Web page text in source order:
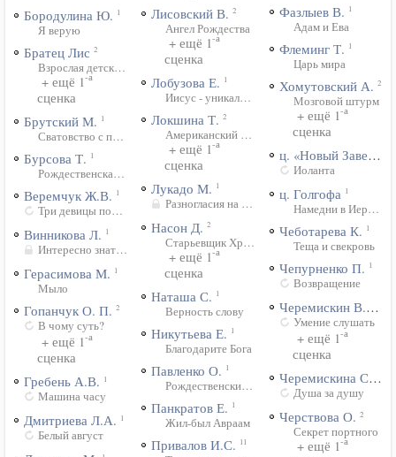
Бородулина Ю. 1
Я верую
Братец Лис 2
Взрослая детская любовь
+ ещё 1-а
сценка
Брутский М. 1
Сватовство с пирожками
Бурсова Т. 1
Рождественская колядка
Веремчук Ж.В. 1
Три девицы под окном...
Винникова Л. 1
Интересно знать ребятам
Герасимова М. 1
Мыло
Гопанчук О. П. 2
В чому суть?
+ ещё 1-а
сценка
Гребень А.В. 1
Машина часу
Дмитриева Л.А. 1
Белый август
Лисовский В. 2
Ангел Рождества
+ ещё 1-а
сценка
Лобузова Е. 1
Иисус - уникальный Друг
Локшина Т. 2
Американский жених
+ ещё 1-а
сценка
Лукадо М. 1
Разногласия на корабле
Насон Д. 2
Старьевщик Христос
+ ещё 1-а
сценка
Наташа С. 1
Верность слову
Никутьева Е. 1
Благодарите Бога
Павленко О. 1
Рождественский корпоратив
Панкратов Е. 1
Жил-был Авраам
Привалов И.С. 11
Фазлыев В. 1
Адам и Ева
Флеминг Т. 1
Царь мира
Хомутовский А. 2
Мозговой штурм
+ ещё 1-а
сценка
ц. «Новый Завет»
Иоланта
ц. Голгофа 1
Намедни в
Чеботарева К. 1
Теща и свекровь
Чепурненко П. 1
Возвращение
Черемискин В.Ю.
Умение слушать
+ ещё 1-а
сценка
Черемискина С.Б.
Душа за душу
Черствова О. 2
Секрет портного
+ ещё 1-а